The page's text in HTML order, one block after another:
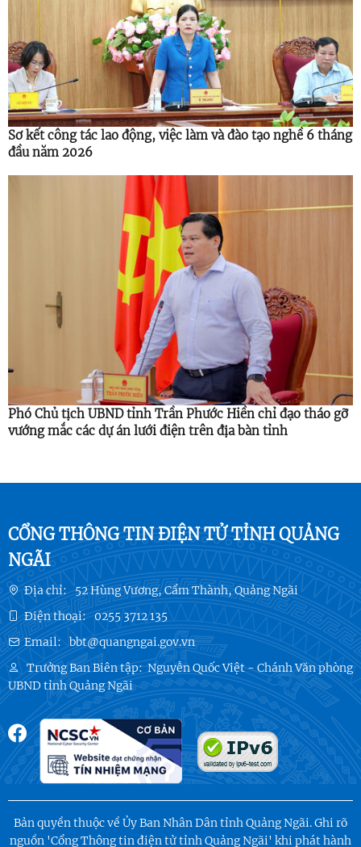
Sơ kết công tác lao động, việc làm và đào tạo nghề 6 tháng
đầu năm 2026
Phó Chủ tịch UBND tỉnh Trần Phước Hiền chỉ đạo tháo gỡ
vướng mắc các dự án lưới điện trên địa bàn tỉnh
CỔNG THÔNG TIN ĐIỆN TỬ TỈNH QUẢNG
NGÃI
Địa chỉ: 52 Hùng Vương, Cẩm Thành, Quảng Ngãi
Điện thoại: 0255 3712 135
Email: bbt@quangngai.gov.vn
Trưởng Ban Biên tập:Nguyễn Quốc Việt - Chánh Văn phòng
UBND tỉnh Quảng Ngãi
Bản quyền thuộc về Ủy Ban Nhân Dân tỉnh Quảng Ngãi. Ghi rõ
nguồn 'Cổng Thông tin điện tử tỉnh Quảng Ngãi' khi phát hành